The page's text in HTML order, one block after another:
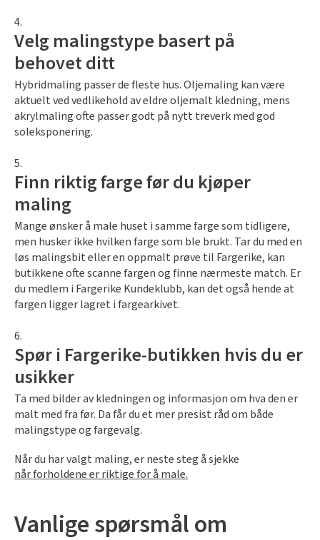
Velg malingstype basert på
behovet ditt
Hybridmaling passer de fleste hus. Oljemaling kan være
aktuelt ved vedlikehold av eldre oljemalt kledning, mens
akrylmaling ofte passer godt på nytt treverk med god
soleksponering.
Finn riktig farge før du kjøper
maling
Mange ønsker å male huset i samme farge som tidligere,
men husker ikke hvilken farge som ble brukt. Tar du med en
løs malingsbit eller en oppmalt prøve til Fargerike, kan
butikkene ofte scanne fargen og finne nærmeste match. Er
du medlem i Fargerike Kundeklubb, kan det også hende at
fargen ligger lagret i fargearkivet.
Spør i Fargerike-butikken hvis du er
usikker
Ta med bilder av kledningen og informasjon om hva den er
malt med fra før. Da får du et mer presist råd om både
malingstype og fargevalg.
Når du har valgt maling, er neste steg å sjekke
når forholdene er riktige for å male.
Vanlige spørsmål om